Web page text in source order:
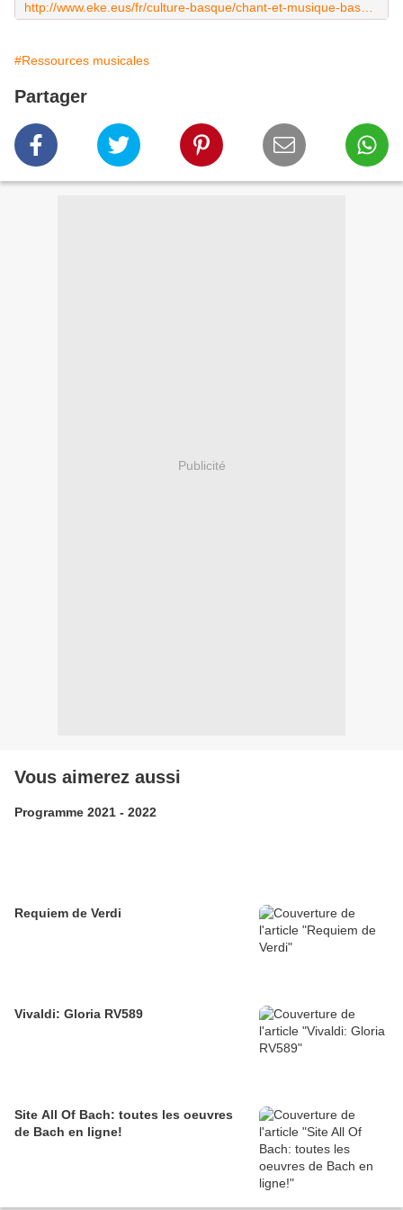
#Ressources musicales
Partager
Publicité
Vous aimerez aussi
Programme 2021 - 2022
Requiem de Verdi
Vivaldi: Gloria RV589
Site All Of Bach: toutes les oeuvres
de Bach en ligne!